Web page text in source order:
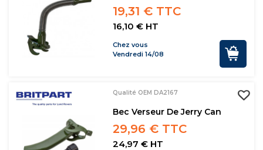
19,31 € TTC
16,10 € HT
Chez vous
Vendredi 14/08
Qualité OEM DA2167
Bec Verseur De Jerry Can
29,96 € TTC
24,97 € HT